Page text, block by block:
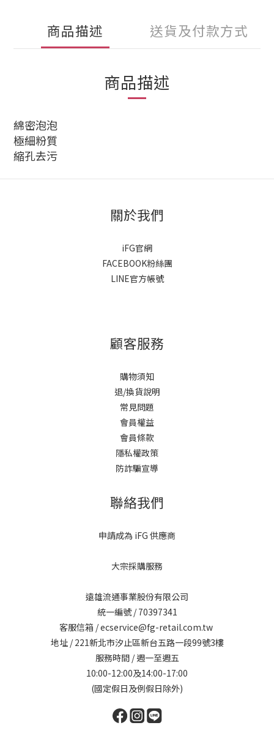
商品描述 送貨及付款方式
商品描述
綿密泡泡
極細粉質
縮孔去污
關於我們
iFG官網
FACEBOOK粉絲團
LINE官方帳號
顧客服務
購物須知
退/換貨說明
常見問題
會員權益
會員條款
隱私權政策
防詐騙宣導
聯絡我們
申請成為 iFG 供應商
大宗採購服務
遠雄流通事業股份有限公司
統一編號 / 70397341
客服信箱 / ecservice@fg-retail.com.tw
地址 / 221新北市汐止區新台五路一段99號3樓
服務時間 / 週一至週五
10:00-12:00及14:00-17:00
(國定假日及例假日除外)